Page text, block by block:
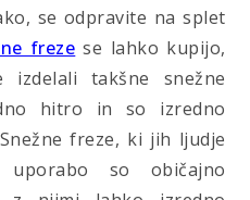
se odpravite na splet
freze se lahko kupijo,
takšne snežne
hitro in so izredno
freze, ki jih ljudje
so običajno